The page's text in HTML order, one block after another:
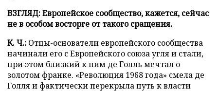
ВЗГЛЯД: Европейское сообщество, кажется, сейчас
не в особом восторге от такого сращения.
К. Ч.: Отцы-основатели европейского сообщества
начинали его с Европейского союза угля и стали,
при этом близкий к ним де Голль мечтал о
золотом франке. «Революция 1968 года» смела де
Голля и фактически перекрыла путь к власти